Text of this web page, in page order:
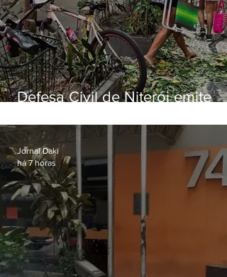
Defesa Civil de Niterói emite
sexta-feira (07)
Jornal Daki
há 7 horas